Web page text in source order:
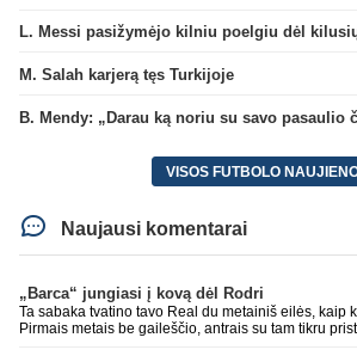
M. Salah karjerą tęs Turkijoje
VISOS FUTBOLO
Naujausi komentarai
„Barca“ jungiasi į kovą dėl Rodri
Ta sabaka tvatino tavo Real du metainiš eilės, kaip
Pirmais metais be gaileščio, antrais su tam tikru